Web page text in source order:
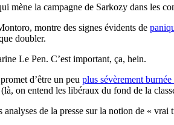
mène la campagne de Sarkozy dans les
montre des signes évidents de
doubler.
Le Pen. C’est important, ça, hein.
d’être un peu plus sévèrement
on entend les libéraux du fond de la
de la presse sur la notion de «